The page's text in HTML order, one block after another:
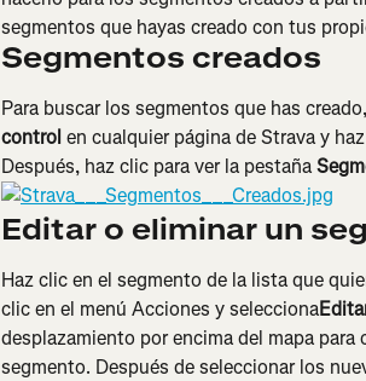
segmentos que hayas creado con tus
Segmentos creados
Para buscar los segmentos que has
control en cualquier página de Strava y
Después, haz clic para ver la pestaña
Editar o eliminar un
Haz clic en el segmento de la lista que
clic en el menú Acciones y selecciona
desplazamiento por encima del mapa
segmento. Después de seleccionar los